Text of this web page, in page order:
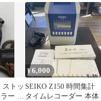
ド 7009-3110
ストッ
ー デ
¥6,000
SEIKO Z150 時間集計
タイムレコーダー 本体